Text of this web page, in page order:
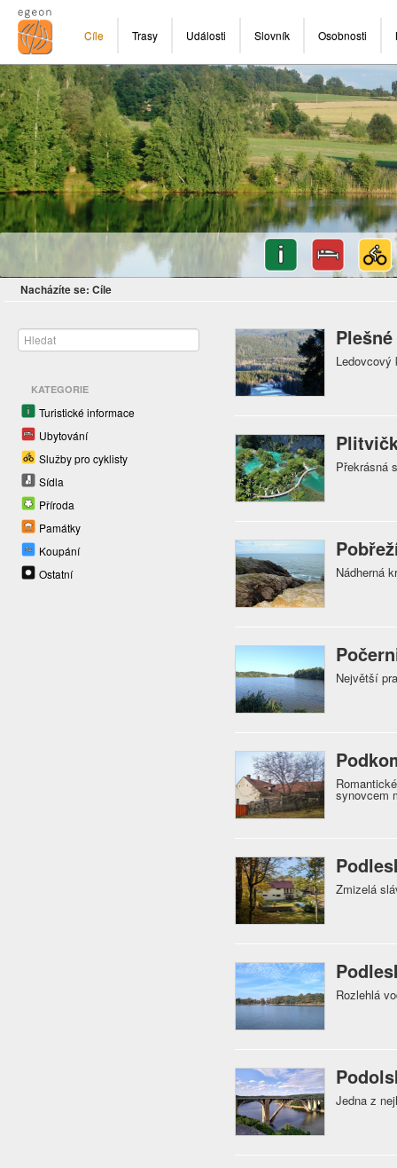
Cíle Trasy Události Slovník Osobnosti
Nacházíte se: Cíle
KATEGORIE
Turistické informace
Ubytování
Služby pro cyklisty
Sídla
Příroda
Památky
Koupání
Ostatní
Ledovcový
Překrásná
Nádherná
Největší
synovcem
Zmizelá
Rozlehlá
Jedna z